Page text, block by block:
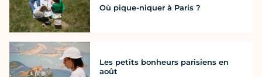
Où pique-niquer à Paris ?
Les petits bonheurs parisiens en
août